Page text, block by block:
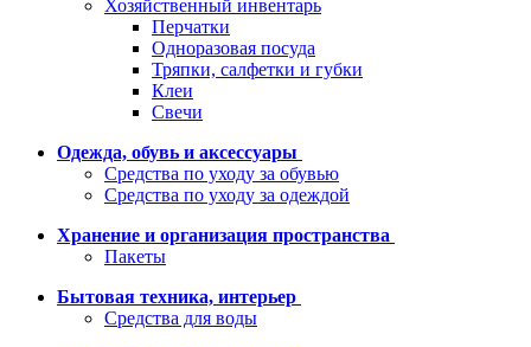
Хозяйственный инвентарь
Перчатки
Одноразовая посуда
Тряпки, салфетки и губки
Клеи
Свечи
Одежда, обувь и аксессуары
Средства по уходу за обувью
Средства по уходу за одеждой
Хранение и организация пространства
Пакеты
Бытовая техника, интерьер
Средства для воды